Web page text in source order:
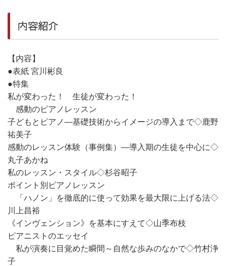
内容紹介
【内容】
●表紙 宮川彬良
●特集
私が変わった！ 生徒が変わった！
感動のピアノレッスン
子どもとピアノ―基礎技術からイメージの導入まで◇鹿野
祐美子
感動のレッスン体験（事例集）―導入期の生徒を中心に◇
丸子あかね
私のレッスン・スタイル◇杉谷昭子
ポイント別ピアノレッスン
「ハノン」を徹底的に使って効果を最大限に上げる法◇
川上昌裕
《インヴェンション》を基本にすえて◇山季布枝
ピアニストのエッセイ
私が演奏に目覚めた瞬間～自然な歩みのなかで◇竹村浄
子